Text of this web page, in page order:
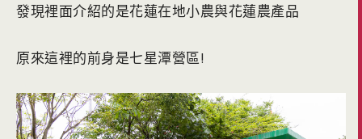
發現裡面介紹的是花蓮在地小農與花蓮農產品
原來這裡的前身是七星潭營區!